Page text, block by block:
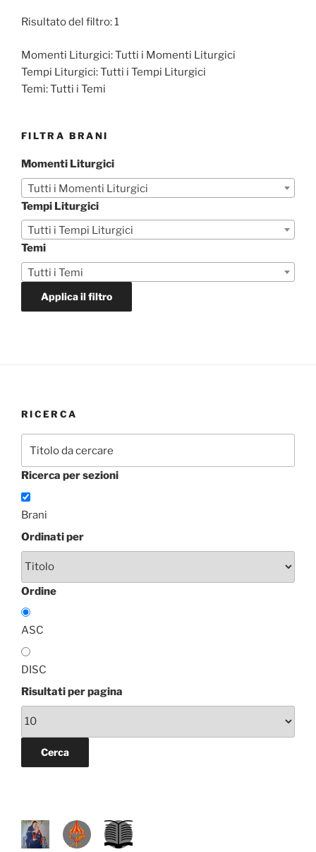
Risultato del filtro: 1
Momenti Liturgici:Tutti i Momenti Liturgici
Tempi Liturgici:Tutti i Tempi Liturgici
Temi:Tutti i Temi
FILTRA BRANI
Momenti Liturgici
Tutti i Momenti Liturgici
Tempi Liturgici
Tutti i Tempi Liturgici
Temi
Tutti i Temi
Applica il filtro
RICERCA
Ricerca per sezioni
Brani
Ordinati per
Ordine
ASC
DISC
Risultati per pagina
P
R
D
A
L
.